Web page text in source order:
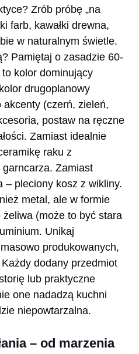
Zrób próbę „na
farb, kawałki drewna,
w naturalnym świetle.
Pamiętaj o zasadzie 60-
kolor dominujący
drugoplanowy
(czerń, zieleń,
postaw na ręczne
Zamiast idealnie
raku z
Zamiast
– pleciony kosz z wikliny.
metal, ale w formie
(może to być stara
Unikaj
produkowanych,
dodany przedmiot
lub praktyczne
one nadadzą kuchni
niepowtarzalna.
– od marzenia